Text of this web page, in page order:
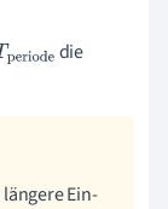
perio die
Ein-